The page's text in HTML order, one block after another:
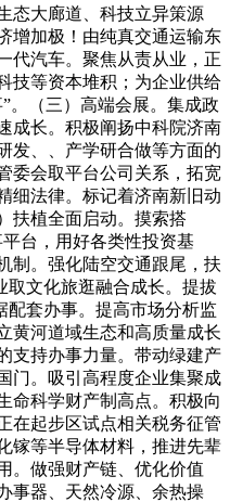
态大廊道、科技立异策源
增加极！由纯真交通运输东
代汽车。聚焦从责从业，正
技等资本堆积；为企业供给
。（三）高端会展。集成政
成长。积极阐扬中科院济南
发、、产学研合做等方面的
委会取平台公司关系，拓宽
细法律。标记着济南新旧动
扶植全面启动。摸索搭
台，用好各类性投资基
制。强化陆空交通跟尾，扶
取文化旅逛融合成长。提拔
配套办事。提高市场分析监
黄河道域生态和高质量成长
支持办事力量。带动绿建产
门。吸引高程度企业集聚成
命科学财产制高点。积极向
在起步区试点相关税务征管
镓等半导体材料，推进先辈
。做强财产链、优化价值
事器、天然冷源、余热操